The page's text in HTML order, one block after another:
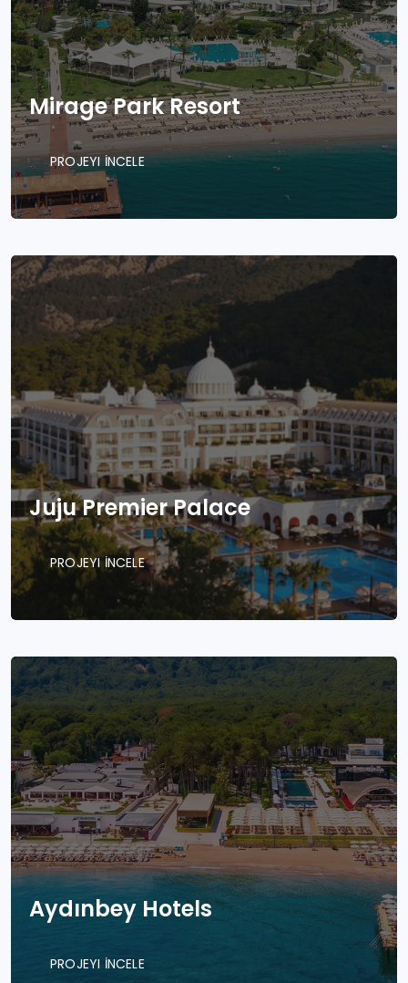
Mirage Park Resort
PROJEYI İNCELE
Juju Premier Palace
PROJEYI İNCELE
Aydınbey Hotels
PROJEYI İNCELE